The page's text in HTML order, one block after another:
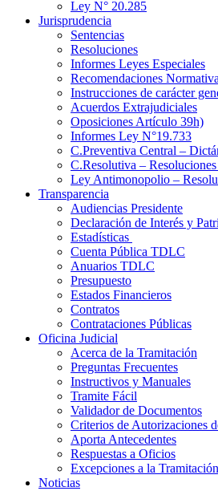
Ley N° 20.285
Jurisprudencia
Sentencias
Resoluciones
Informes Leyes Especiales
Recomendaciones
Instrucciones de carácter
Acuerdos Extrajudiciales
Oposiciones Artículo 39h)
Informes Ley N°19.733
C.Preventiva Central –
C.Resolutiva –
Ley Antimonopolio –
Transparencia
Audiencias Presidente
Declaración de Interés y
Estadísticas
Cuenta Pública TDLC
Anuarios TDLC
Presupuesto
Estados Financieros
Contratos
Contrataciones Públicas
Oficina Judicial
Acerca de la Tramitación
Preguntas Frecuentes
Instructivos y Manuales
Tramite Fácil
Validador de Documentos
Criterios de Autorizaciones
Aporta Antecedentes
Respuestas a Oficios
Excepciones a la
Noticias